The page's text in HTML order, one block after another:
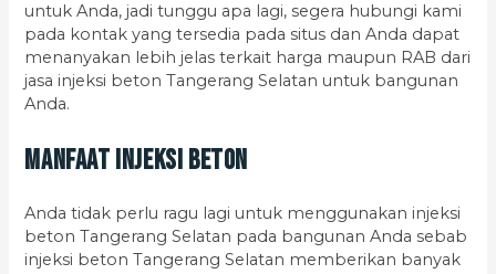
untuk Anda, jadi tunggu apa lagi, segera hubungi kami
pada kontak yang tersedia pada situs dan Anda dapat
menanyakan lebih jelas terkait harga maupun RAB dari
jasa injeksi beton Tangerang Selatan untuk bangunan
Anda.
Manfaat Injeksi Beton
Anda tidak perlu ragu lagi untuk menggunakan injeksi
beton Tangerang Selatan pada bangunan Anda sebab
injeksi beton Tangerang Selatan memberikan banyak